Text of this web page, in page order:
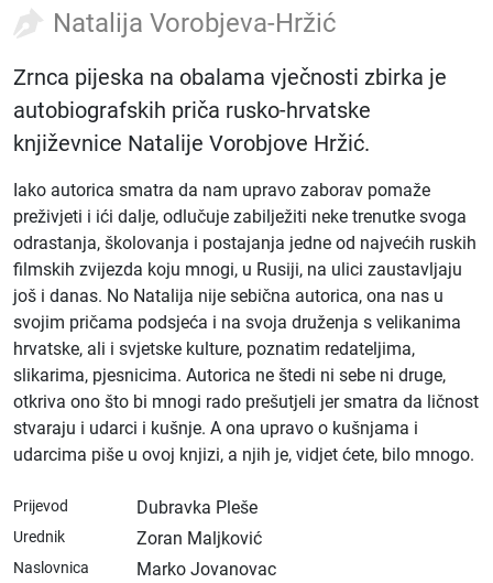
Natalija Vorobjeva-Hržić
Zrnca pijeska na obalama vječnosti zbirka je
autobiografskih priča rusko-hrvatske
književnice Natalije Vorobjove Hržić.
Iako autorica smatra da nam upravo zaborav pomaže
preživjeti i ići dalje, odlučuje zabilježiti neke trenutke svoga
odrastanja, školovanja i postajanja jedne od najvećih ruskih
filmskih zvijezda koju mnogi, u Rusiji, na ulici zaustavljaju
još i danas. No Natalija nije sebična autorica, ona nas u
svojim pričama podsjeća i na svoja druženja s velikanima
hrvatske, ali i svjetske kulture, poznatim redateljima,
slikarima, pjesnicima. Autorica ne štedi ni sebe ni druge,
otkriva ono što bi mnogi rado prešutjeli jer smatra da ličnost
stvaraju i udarci i kušnje. A ona upravo o kušnjama i
udarcima piše u ovoj knjizi, a njih je, vidjet ćete, bilo mnogo.
Prijevod Dubravka Pleše
Urednik Zoran Maljković
Naslovnica Marko Jovanovac